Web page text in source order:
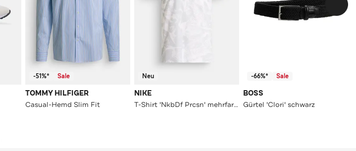
-51%* Sale
TOMMY HILFIGER
Casual-Hemd Slim Fit
Neu
NIKE
T-Shirt 'NkbDf Prcsn' mehrfarbig
-66%* Sale
BOSS
Gürtel 'Clori' schwarz